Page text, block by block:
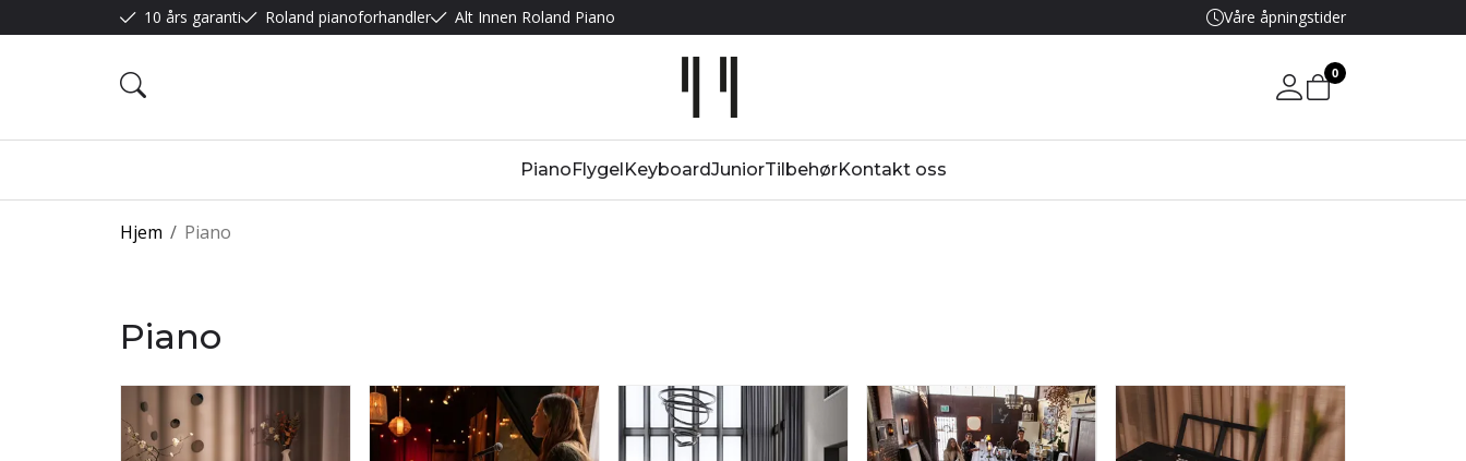
10 års garanti Roland pianoforhandler Alt Innen Roland Piano Våre åpningstider
Mine sider
0
PianoFlygelKeyboardJuniorTilbehørKontakt oss
/
Hjem Piano
Piano